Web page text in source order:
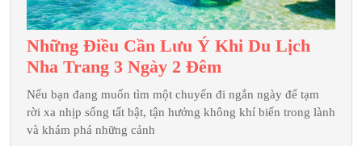
Những Điều Cần Lưu Ý Khi Du Lịch
Nha Trang 3 Ngày 2 Đêm
Điều
Cần
Nếu bạn đang muốn tìm một chuyến đi ngắn ngày để tạm
rời xa nhịp sống tất bật, tận hưởng không khí biển trong lành
và khám phá những cảnh